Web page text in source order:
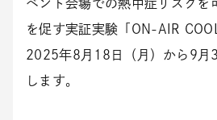
ベント会場での熱中症リスクを
を促す実証実験「ON-AIR
2025年8月18日（月）から9月
します。